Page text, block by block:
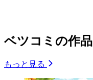
ベツコミの作品
もっと見る